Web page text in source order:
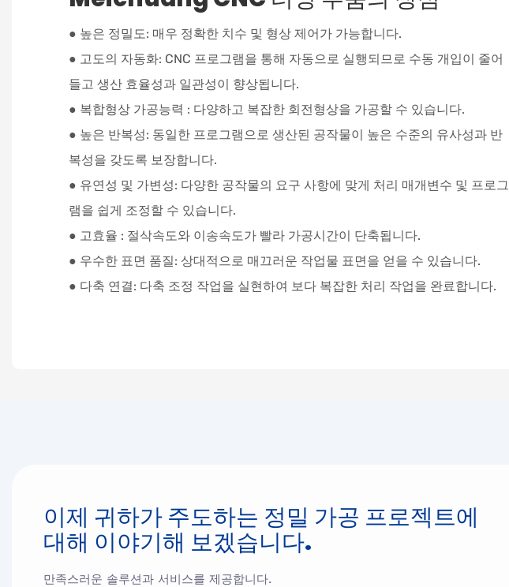
● 높은 정밀도: 매우 정확한 치수 및 형상 제어가 가능합니다.
● 고도의 자동화: CNC 프로그램을 통해 자동으로 실행되므로 수동 개입이 줄어
들고 생산 효율성과 일관성이 향상됩니다.
● 복합형상 가공능력 : 다양하고 복잡한 회전형상을 가공할 수 있습니다.
● 높은 반복성: 동일한 프로그램으로 생산된 공작물이 높은 수준의 유사성과 반
복성을 갖도록 보장합니다.
● 유연성 및 가변성: 다양한 공작물의 요구 사항에 맞게 처리 매개변수 및 프로그
램을 쉽게 조정할 수 있습니다.
● 고효율 : 절삭속도와 이송속도가 빨라 가공시간이 단축됩니다.
● 우수한 표면 품질: 상대적으로 매끄러운 작업물 표면을 얻을 수 있습니다.
● 다축 연결: 다축 조정 작업을 실현하여 보다 복잡한 처리 작업을 완료합니다.
이제 귀하가 주도하는 정밀 가공 프로젝트에
대해 이야기해 보겠습니다.
만족스러운 솔루션과 서비스를 제공합니다.